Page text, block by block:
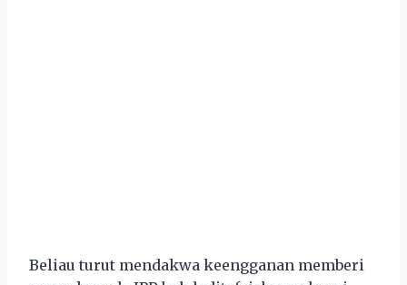
Beliau turut mendakwa keengganan memberi